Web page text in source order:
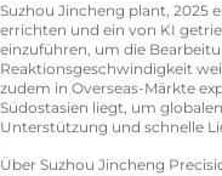
Suzhou Jincheng plant, 2025
errichten und ein von KI
einzuführen, um die
Reaktionsgeschwindigkeit
zudem in Overseas-Märkte
Südostasien liegt, um
Unterstützung und schnelle
Über Suzhou Jincheng